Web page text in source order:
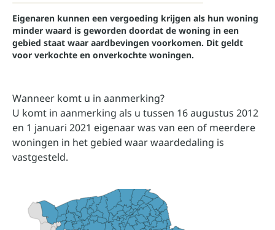
Eigenaren kunnen een vergoeding krijgen als hun woning
minder waard is geworden doordat de woning in een
gebied staat waar aardbevingen voorkomen. Dit geldt
voor verkochte en onverkochte woningen.
Wanneer komt u in aanmerking?
U komt in aanmerking als u tussen 16 augustus 2012
en 1 januari 2021 eigenaar was van een of meerdere
woningen in het gebied waar waardedaling is
vastgesteld.